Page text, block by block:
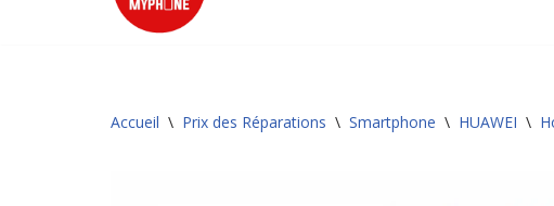
Accueil \ Prix des Réparations \ Smartphone \ HUAWEI \